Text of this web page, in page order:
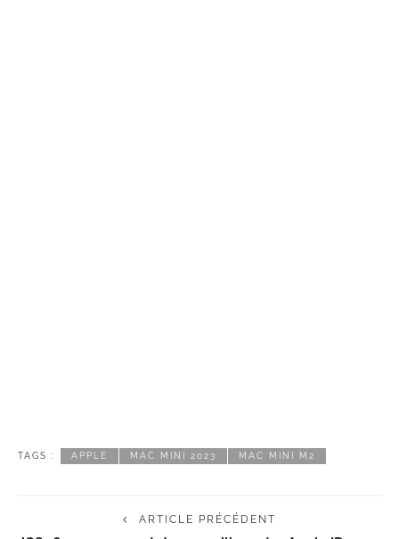
TAGS : APPLE MAC MINI 2023 MAC MINI M2
ARTICLE PRÉCÉDENT